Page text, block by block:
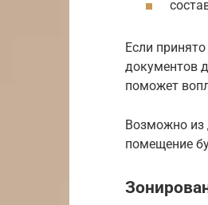
Если
документов
поможет
Возможно из
помещение